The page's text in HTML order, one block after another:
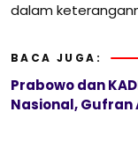
dalam
BACA JUGA:
Prabowo dan
Nasional, Gufran